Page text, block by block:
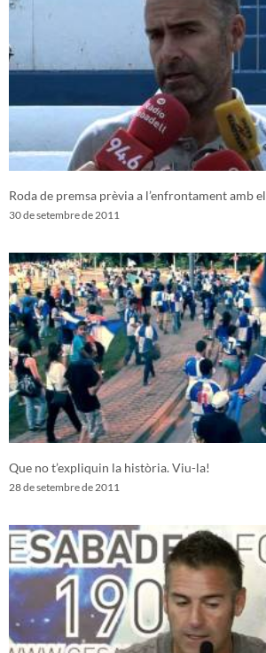
Roda de premsa prèvia a l’enfrontament amb
30 de setembre de 2011
Que no t’expliquin la història. Viu-la!
28 de setembre de 2011